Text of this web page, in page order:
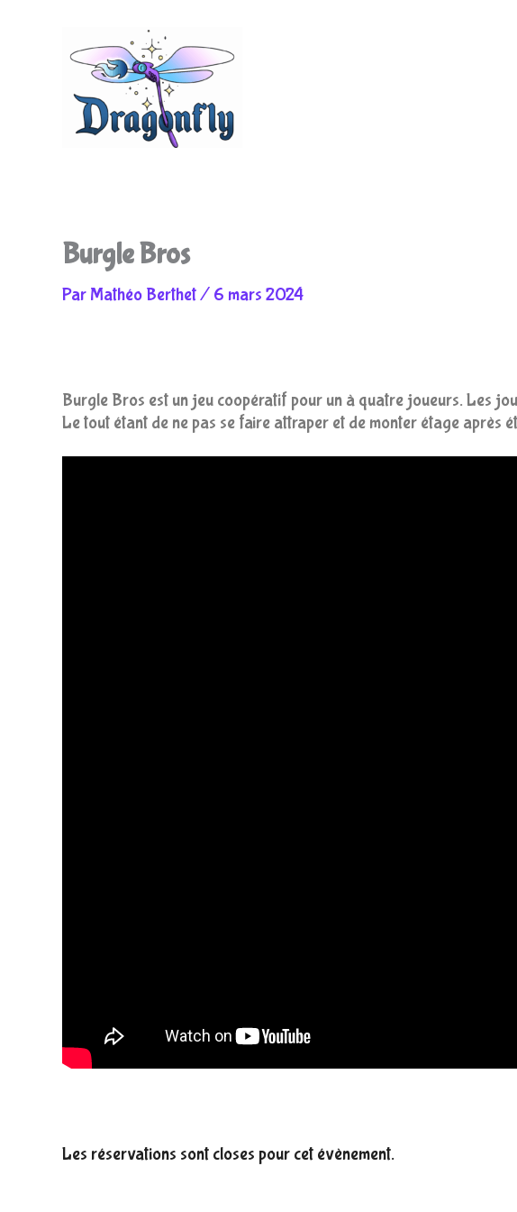
Burgle Bros
Par Mathéo Berthet/ 6 mars 2024
Burgle Bros est un jeu coopératif pour un à quatre joueurs. Les
Le tout étant de ne pas se faire attraper et de monter étage après
Les réservations sont closes pour cet évènement.